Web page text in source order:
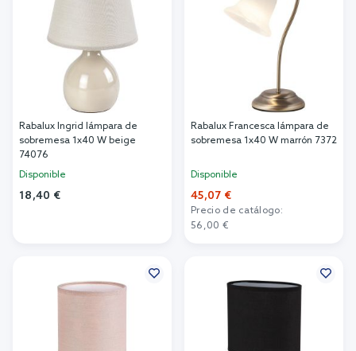
Rabalux Ingrid lámpara de
sobremesa 1x40 W beige
74076
Disponible
18,40 €
Rabalux Francesca lámpara de
sobremesa 1x40 W marrón 7372
Disponible
45,07 €
Precio de catálogo:
56,00 €